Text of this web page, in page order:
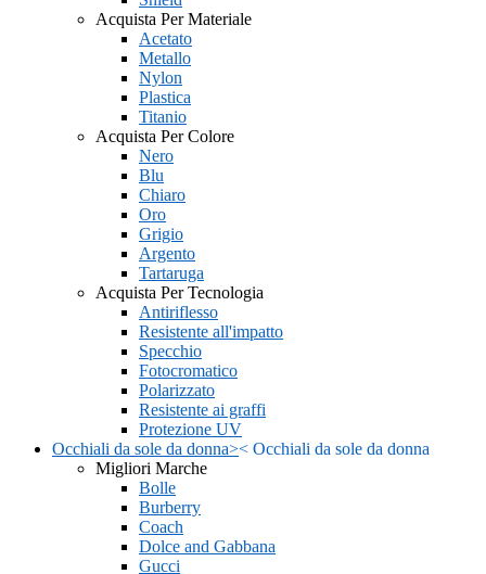
Acquista Per Materiale
Acetato
Metallo
Nylon
Plastica
Titanio
Acquista Per Colore
Nero
Blu
Chiaro
Oro
Grigio
Argento
Tartaruga
Acquista Per Tecnologia
Antiriflesso
Resistente all'impatto
Specchio
Fotocromatico
Polarizzato
Resistente ai graffi
Protezione UV
Occhiali da sole da donna>< Occhiali da sole da donna
Migliori Marche
Bolle
Burberry
Coach
Dolce and Gabbana
Gucci